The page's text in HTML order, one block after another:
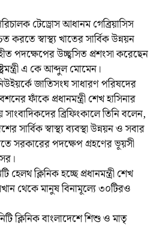
টেড্রোস আধানম গেব্রিয়াসিস
করতে স্বাস্থ্য খাতের সার্বিক উন্নয়ন
পদক্ষেপের উচ্ছ্বসিত প্রশংসা করেছেন
এ কে আব্দুল মোমেন।
জাতিসংঘ সাধারণ পরিষদের
ফাঁকে প্রধানমন্ত্রী শেখ হাসিনার
সাংবাদিকদের ব্রিফিংকালে তিনি বলেন,
সার্বিক স্বাস্থ্য ব্যবস্থা উন্নয়ন ও সবার
সরকারের পদক্ষেপ গ্রহণের ভূয়সী
হেলথ ক্লিনিক হচ্ছে প্রধানমন্ত্রী শেখ
থেকে মানুষ বিনামূল্যে ৩০টিরও
ক্লিনিক বাংলাদেশে শিশু ও মাতৃ